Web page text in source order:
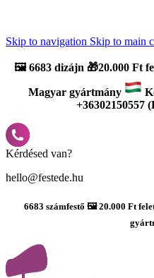
Skip to navigation Skip to main
🖼️6683 dizájn 🎁20.000 Ft
Magyar gyártmány
+36302150557
Kérdésed van?
hello@festede.hu
6683 számfestő 🖼️ 20.000 Ft